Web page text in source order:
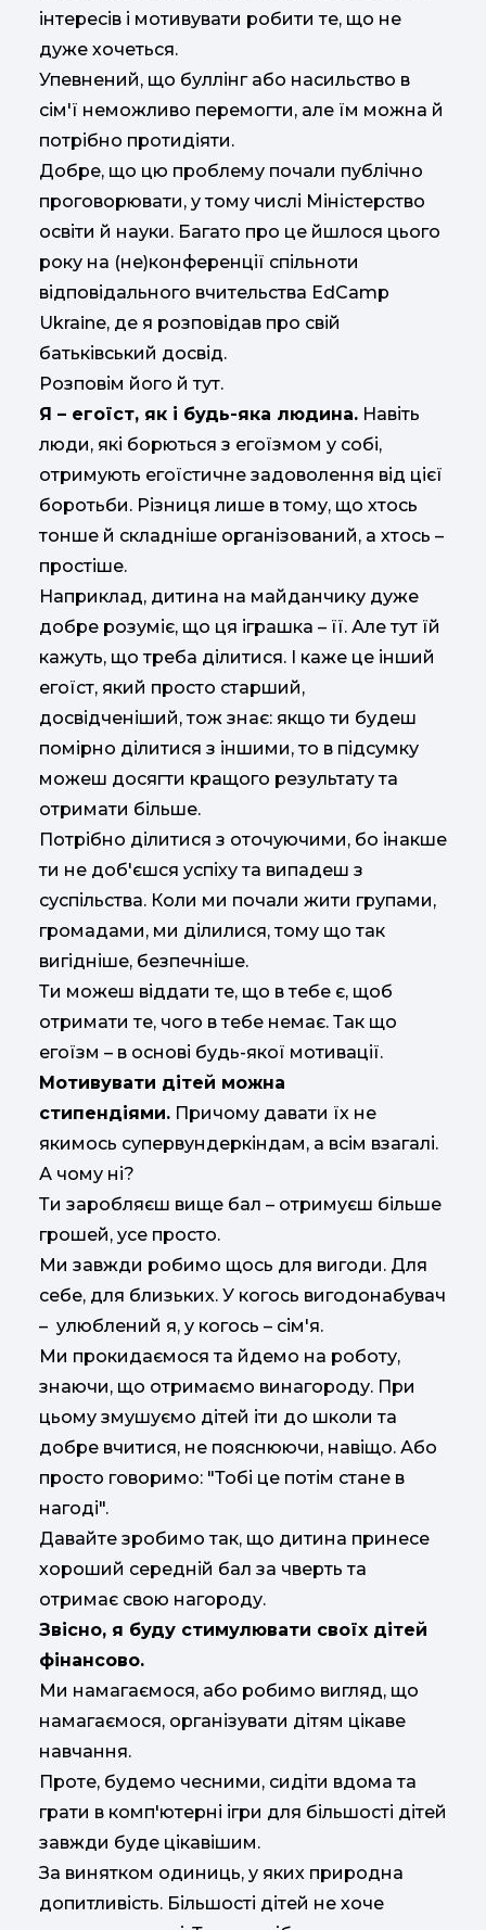
інтересів і мотивувати робити те, що не
дуже хочеться.
Упевнений, що буллінг або насильство в
сім'ї неможливо перемогти, але їм можна й
потрібно протидіяти.
Добре, що цю проблему почали публічно
проговорювати, у тому числі Міністерство
освіти й науки. Багато про це йшлося цього
року на (не)конференції спільноти
відповідального вчительства EdCamp
Ukraine, де я розповідав про свій
батьківський досвід.
Розповім його й тут.
Я – егоїст, як і будь-яка людина. Навіть
люди, які борються з егоїзмом у собі,
отримують егоїстичне задоволення від цієї
боротьби. Різниця лише в тому, що хтось
тонше й складніше організований, а хтось –
простіше.
Наприклад, дитина на майданчику дуже
добре розуміє, що ця іграшка – її. Але тут їй
кажуть, що треба ділитися. І каже це інший
егоїст, який просто старший,
досвідченіший, тож знає: якщо ти будеш
помірно ділитися з іншими, то в підсумку
можеш досягти кращого результату та
отримати більше.
Потрібно ділитися з оточуючими, бо інакше
ти не доб'єшся успіху та випадеш з
суспільства. Коли ми почали жити групами,
громадами, ми ділилися, тому що так
вигідніше, безпечніше.
Ти можеш віддати те, що в тебе є, щоб
отримати те, чого в тебе немає. Так що
егоїзм – в основі будь-якої мотивації.
Мотивувати дітей можна
стипендіями. Причому давати їх не
якимось супервундеркіндам, а всім взагалі.
А чому ні?
Ти заробляєш вище бал – отримуєш більше
грошей, усе просто.
Ми завжди робимо щось для вигоди. Для
себе, для близьких. У когось вигодонабувач
– улюблений я, у когось – сім'я.
Ми прокидаємося та йдемо на роботу,
знаючи, що отримаємо винагороду. При
цьому змушуємо дітей іти до школи та
добре вчитися, не пояснюючи, навіщо. Або
просто говоримо: "Тобі це потім стане в
нагоді".
Давайте зробимо так, що дитина принесе
хороший середній бал за чверть та
отримає свою нагороду.
Звісно, я буду стимулювати своїх дітей
фінансово.
Ми намагаємося, або робимо вигляд, що
намагаємося, організувати дітям цікаве
навчання.
Проте, будемо чесними, сидіти вдома та
грати в комп'ютерні ігри для більшості дітей
завжди буде цікавішим.
За винятком одиниць, у яких природна
допитливість. Більшості дітей не хоче